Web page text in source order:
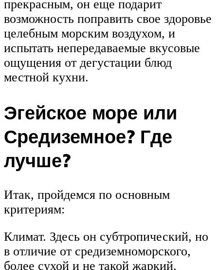
прекрасным, он еще подарит
возможность поправить свое здоровье
целебным морским воздухом, и
испытать непередаваемые вкусовые
ощущения от дегустации блюд
местной кухни.
Эгейское море или
Средиземное? Где
лучше?
Итак, пройдемся по основным
критериям:
Климат. Здесь он субтропический, но
в отличие от средиземноморского,
более сухой и не такой жаркий.